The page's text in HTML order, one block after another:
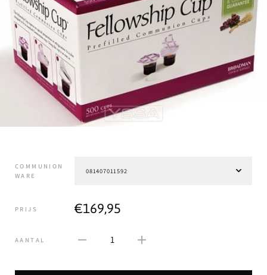
COMMUNION
WARE
PRIJS €169,95
AANTAL 1